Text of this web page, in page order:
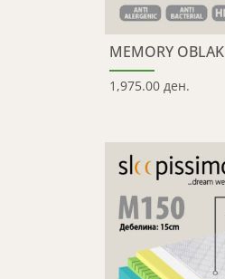
MEMORY OBLAK
1,975.00 ден.